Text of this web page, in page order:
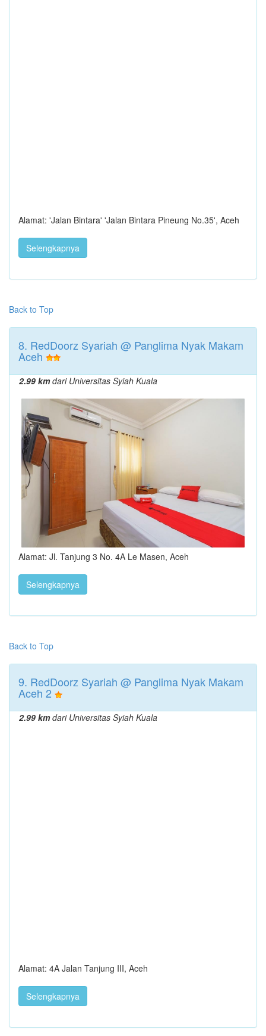
Alamat: 'Jalan Bintara' 'Jalan Bintara Pineung No.35', Aceh
Selengkapnya
Back to Top
8. RedDoorz Syariah @ Panglima Nyak Makam
Aceh
2.99 kmdari Universitas Syiah Kuala
Alamat: Jl. Tanjung 3 No. 4A Le Masen, Aceh
Selengkapnya
Back to Top
9. RedDoorz Syariah @ Panglima Nyak Makam
Aceh 2
2.99 kmdari Universitas Syiah Kuala
Alamat: 4A Jalan Tanjung III, Aceh
Selengkapnya